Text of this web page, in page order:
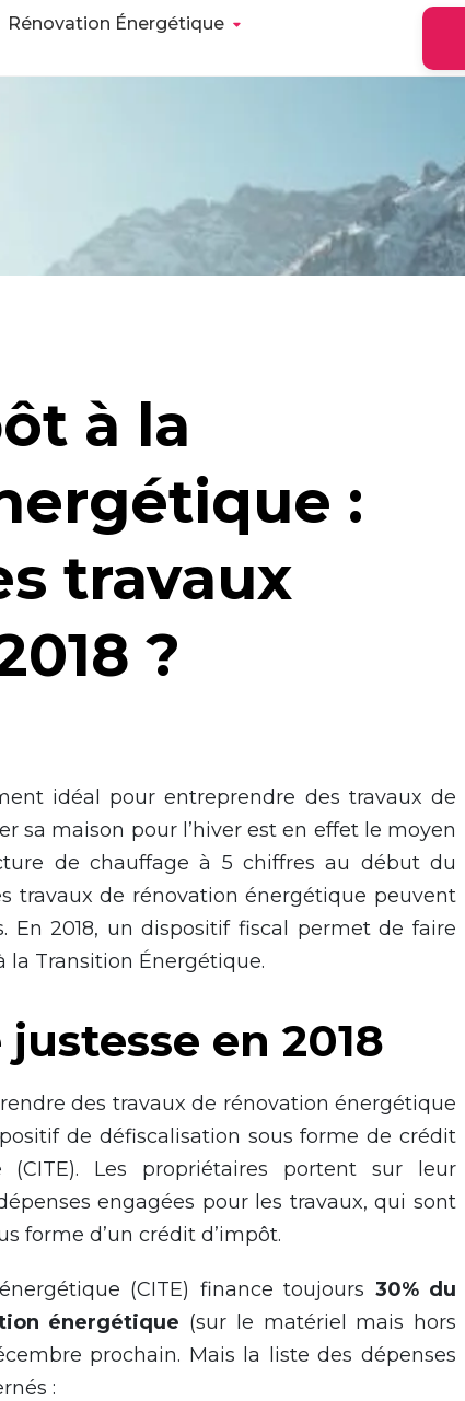
Rénovation Énergétique
à la
:
travaux
?
idéal pour entreprendre des travaux de
sa maison pour l’hiver est en effet le moyen
de chauffage à 5 chiffres au début du
travaux de rénovation énergétique peuvent
En 2018, un dispositif fiscal permet de faire
la Transition Énergétique.
justesse en 2018
des travaux de rénovation énergétique
de défiscalisation sous forme de crédit
Les propriétaires portent sur leur
engagées pour les travaux, qui sont
forme d’un crédit d’impôt.
(CITE) finance toujours 30% du
énergétique (sur le matériel mais hors
prochain. Mais la liste des dépenses
: